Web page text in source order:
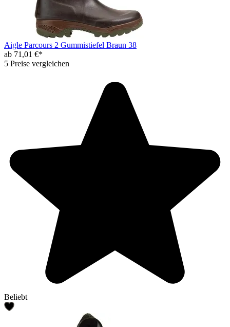
Aigle Parcours 2 Gummistiefel Braun 38
ab 71,01 €*
5 Preise vergleichen
Beliebt